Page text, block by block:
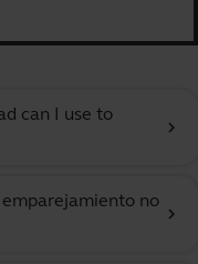
can I use to
chevron_right
emparejamiento no
chevron_right